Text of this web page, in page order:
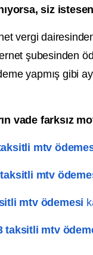
siz
vergi
şubesinden
yapmış gibi
vade farksız
mtv
mtv
mtv ödemesi
taksitli mtv